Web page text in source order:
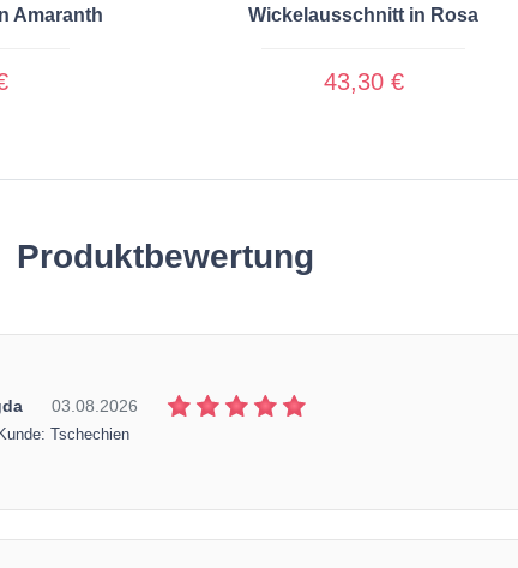
Amaranth
Wickelausschnitt in Rosa
43,30 €
Produktbewertung
03.08.2026
Tschechien